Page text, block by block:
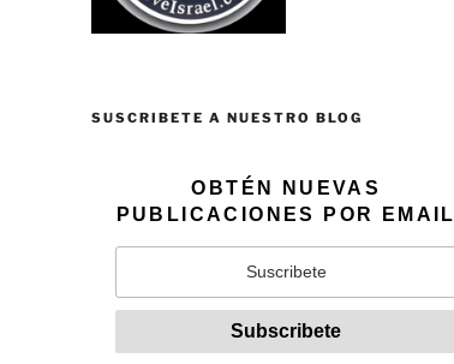
SUSCRIBETE A NUESTRO BLOG
OBTÉN NUEVAS
PUBLICACIONES POR EMAIL